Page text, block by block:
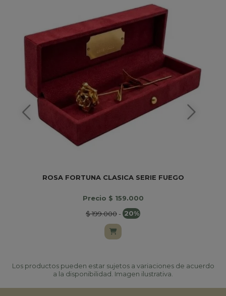
ROSA FORTUNA CLASICA SERIE FUEGO
Precio $ 159.000
$ 199.000- 20%
Los productos pueden estar sujetos a variaciones de acuerdo
a la disponibilidad. Imagen ilustrativa.